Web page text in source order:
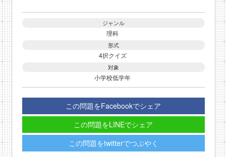
ジャンル
理科
形式
4択クイズ
対象
小学校低学年
この問題をFacebookでシェア
この問題をLINEでシェア
この問題をtwitterでつぶやく